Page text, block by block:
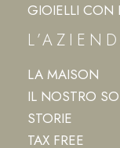
GIOIELLI CON
LA MAISON
IL NOSTRO
STORIE
TAX FREE